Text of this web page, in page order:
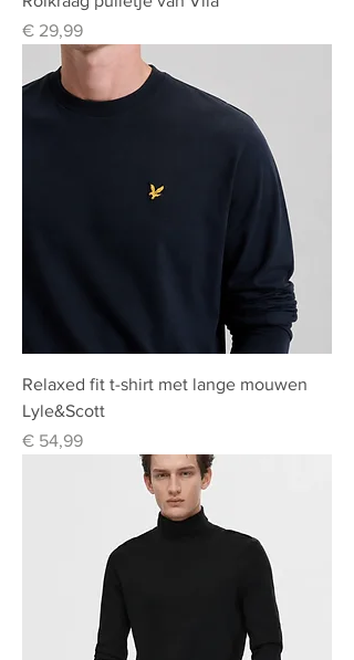
Prijs
€ 29,99
Relaxed fit t-shirt met lange mouwen
Lyle&Scott
Prijs
€ 54,99